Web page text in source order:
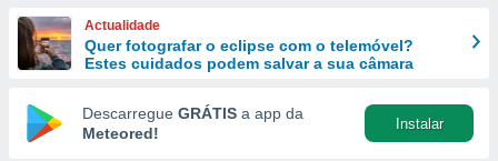
e
forma
digital
Actualidade
Quer fotografar o eclipse com o telemóvel?
Estes cuidados podem salvar a sua câmara
Descarregue GRÁTIS a app da
Meteored!
Instalar